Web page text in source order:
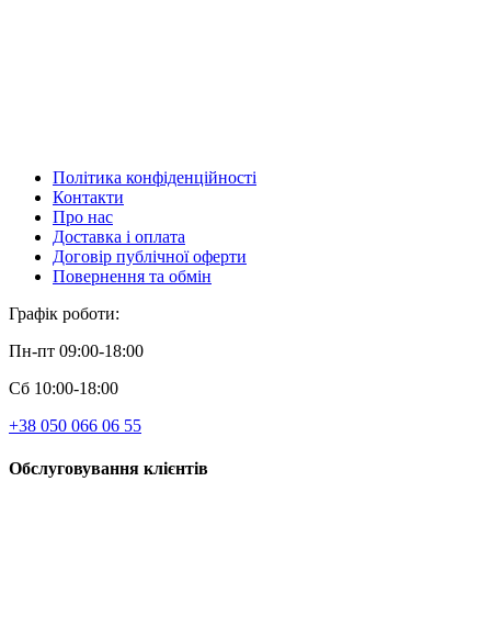
Політика конфіденційності
Контакти
Про нас
Доставка і оплата
Договір публічної оферти
Повернення та обмін
Графік роботи:
Пн-пт 09:00-18:00
Сб 10:00-18:00
+38 050 066 06 55
Обслуговування клієнтів